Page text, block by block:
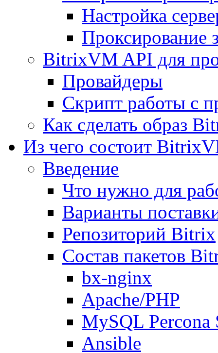
Настройка
Проксирование
BitrixVM API для
Провайдеры
Скрипт работы с
Как сделать образ
Из чего состоит
Введение
Что нужно для
Варианты
Репозиторий Bitrix
Состав пакетов
bx-nginx
Apache/PHP
MySQL Percona
Ansible